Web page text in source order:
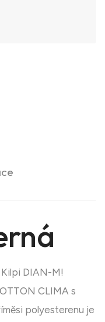
Kilpi DIAN-M!
CLIMA s
polyesterenu je